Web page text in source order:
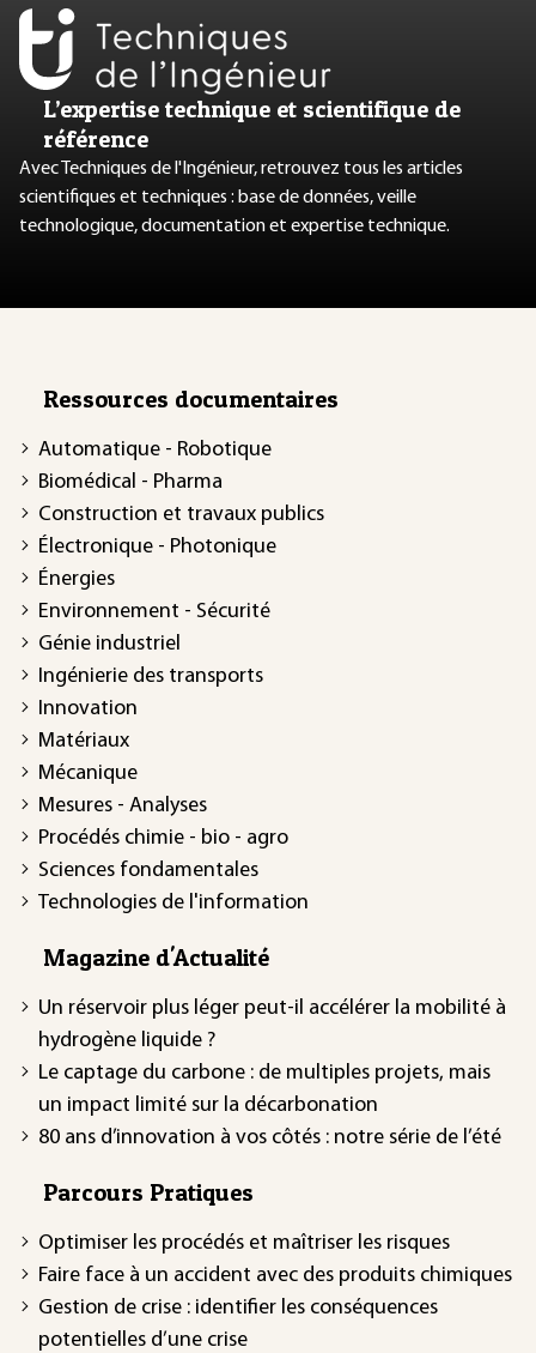
L’expertise technique et scientifique de
référence
Avec Techniques de l'Ingénieur, retrouvez tous les articles
scientifiques et techniques : base de données, veille
technologique, documentation et expertise technique.
Ressources documentaires
Automatique - Robotique
Biomédical - Pharma
Construction et travaux publics
Électronique - Photonique
Énergies
Environnement - Sécurité
Génie industriel
Ingénierie des transports
Innovation
Matériaux
Mécanique
Mesures - Analyses
Procédés chimie - bio - agro
Sciences fondamentales
Technologies de l'information
Magazine d'Actualité
Un réservoir plus léger peut-il accélérer la mobilité à
hydrogène liquide ?
Le captage du carbone : de multiples projets, mais
un impact limité sur la décarbonation
80 ans d’innovation à vos côtés : notre série de l’été
Parcours Pratiques
Optimiser les procédés et maîtriser les risques
Faire face à un accident avec des produits chimiques
Gestion de crise : identifier les conséquences
potentielles d’une crise